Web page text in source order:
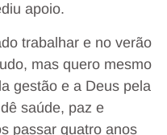
apoio.
trabalhar e no verão
mas quero mesmo
gestão e a Deus pela
saúde, paz e
passar quatro anos